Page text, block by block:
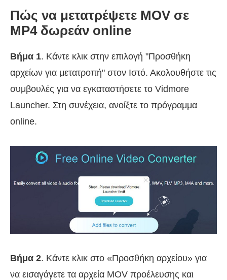
Πώς να μετατρέψετε MOV σε
MP4 δωρεάν online
Βήμα 1. Κάντε κλικ στην επιλογή "Προσθήκη
αρχείων για μετατροπή" στον Ιστό. Ακολουθήστε τις
συμβουλές για να εγκαταστήσετε το Vidmore
Launcher. Στη συνέχεια, ανοίξτε το πρόγραμμα
online.
Βήμα 2. Κάντε κλικ στο «Προσθήκη αρχείου» για
να εισαγάγετε τα αρχεία MOV προέλευσης και